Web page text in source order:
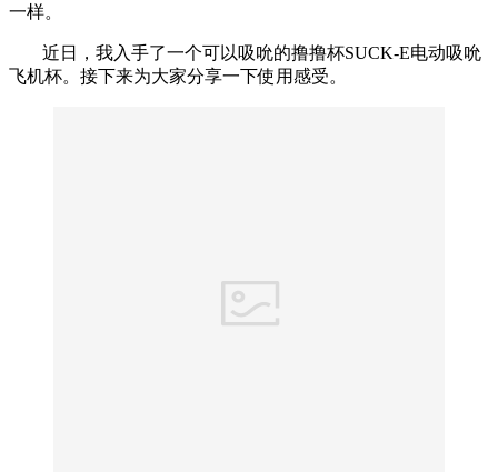
一样。
近日，我入手了一个可以吸吮的撸撸杯SUCK-E电动吸吮
飞机杯。接下来为大家分享一下使用感受。